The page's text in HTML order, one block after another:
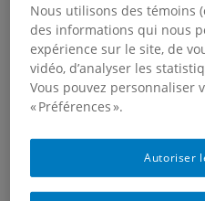
The following papers/posts
in the current context.
The Mathematical
Research funding of
in Canada,A
Nous utilisons des témoins
des informations qui nous
expérience sur le site, de
vidéo, d’analyser les
Vous pouvez personnaliser
« Préférences ».
Autoriser